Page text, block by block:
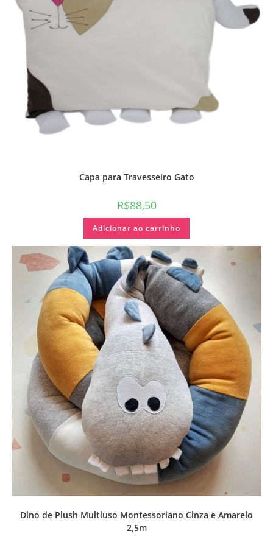
Capa para Travesseiro Gato
R$88,50
Adicionar ao carrinho
Dino de Plush Multiuso Montessoriano Cinza e Amarelo
2,5m